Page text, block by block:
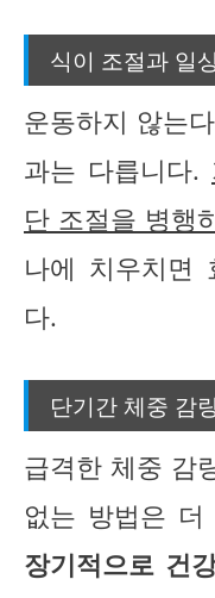
식이 조절과 일
운동하지 않는
과는 다릅니다.
단 조절을 병행
나에 치우치면
다.
단기간 체중 감
급격한 체중 감
없는 방법은 더
장기적으로 건